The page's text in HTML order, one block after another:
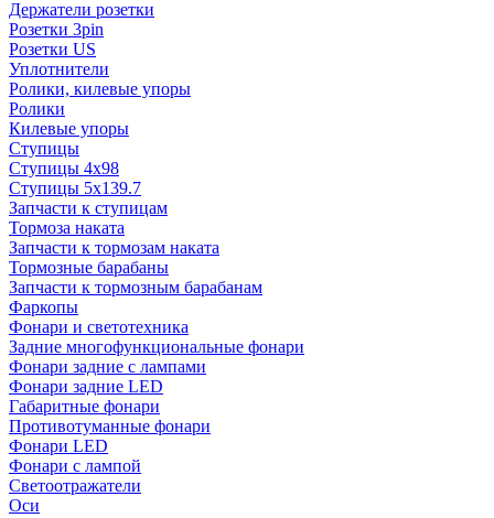
Держатели розетки
Розетки 3pin
Розетки US
Уплотнители
Ролики, килевые упоры
Ролики
Килевые упоры
Ступицы
Ступицы 4x98
Ступицы 5x139.7
Запчасти к ступицам
Тормоза наката
Запчасти к тормозам наката
Тормозные барабаны
Запчасти к тормозным барабанам
Фаркопы
Фонари и светотехника
Задние многофункциональные фонари
Фонари задние с лампами
Фонари задние LED
Габаритные фонари
Противотуманные фонари
Фонари LED
Фонари с лампой
Светоотражатели
Оси